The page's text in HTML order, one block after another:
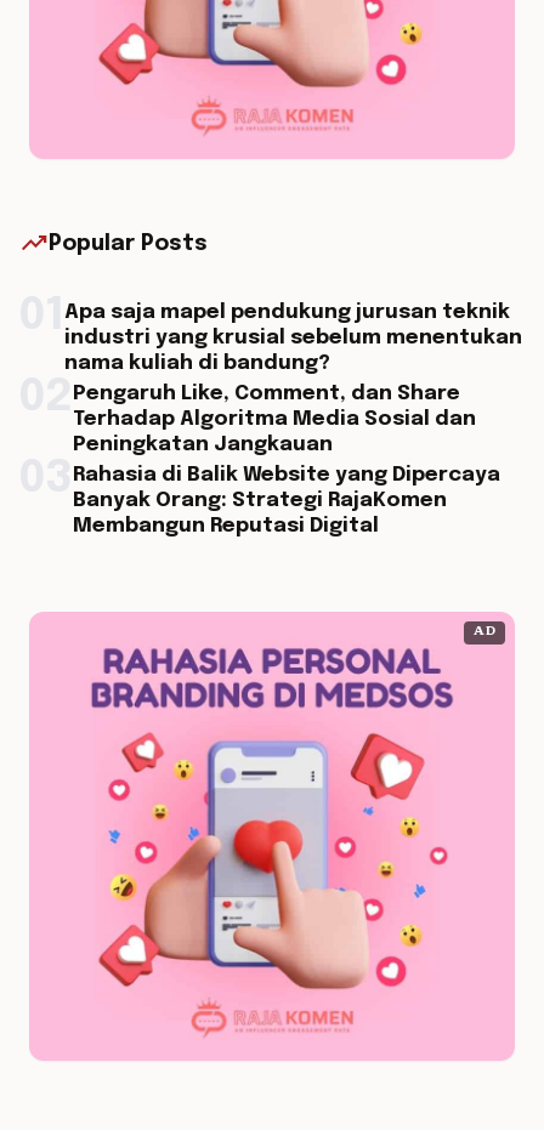
trending_up Popular Posts
Apa saja mapel pendukung jurusan teknik
industri yang krusial sebelum menentukan
nama kuliah di bandung?
Pengaruh Like, Comment, dan Share
Terhadap Algoritma Media Sosial dan
Peningkatan Jangkauan
Rahasia di Balik Website yang Dipercaya
Banyak Orang: Strategi RajaKomen
Membangun Reputasi Digital
AD